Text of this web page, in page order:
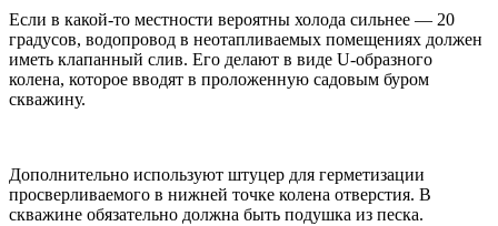
Если в какой-то местности вероятны холода сильнее — 20
градусов, водопровод в неотапливаемых помещениях должен
иметь клапанный слив. Его делают в виде U-образного
колена, которое вводят в проложенную садовым буром
скважину.
Дополнительно используют штуцер для герметизации
просверливаемого в нижней точке колена отверстия. В
скважине обязательно должна быть подушка из песка.